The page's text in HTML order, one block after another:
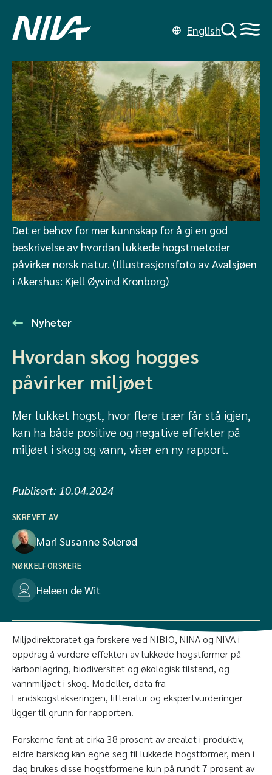
English
Det er behov for mer kunnskap for å gi en god
beskrivelse av hvordan lukkede hogstmetoder
påvirker norsk natur. (Illustrasjonsfoto av Avalsjøen
i Akershus: Kjell Øyvind Kronborg)
Nyheter
Hvordan skog hogges
påvirker miljøet
Mer lukket hogst, hvor flere trær får stå igjen,
kan ha både positive og negative effekter på
miljøet i skog og vann, viser en ny rapport.
Publisert: 10.04.2024
SKREVET AV
Mari Susanne Solerød
NØKKELFORSKERE
Heleen de Wit
Miljødirektoratet ga forskere ved NIBIO, NINA og NIVA i
oppdrag å vurdere effekten av lukkede hogstformer på
karbonlagring, biodiversitet og økologisk tilstand, og
vannmiljøet i skog. Modeller, data fra
Landskogstakseringen, litteratur og ekspertvurderinger
ligger til grunn for rapporten.
Forskerne fant at cirka 38 prosent av arealet i produktiv,
eldre barskog kan egne seg til lukkede hogstformer, men i
dag brukes disse hogstformene kun på rundt 7 prosent av